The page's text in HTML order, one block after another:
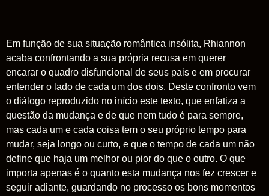
Em função de sua situação romântica insólita, Rhiannon
acaba confrontando a sua própria recusa em querer
encarar o quadro disfuncional de seus pais e em procurar
entender o lado de cada um dos dois. Deste confronto vem
o diálogo reproduzido no início este texto, que enfatiza a
questão da mudança e de que nem tudo é para sempre,
mas cada um e cada coisa tem o seu próprio tempo para
mudar, seja longo ou curto, e que o tempo de cada um não
define que haja um melhor ou pior do que o outro. O que
importa apenas é o quanto esta mudança nos fez crescer e
seguir adiante, guardando no processo os bons momentos